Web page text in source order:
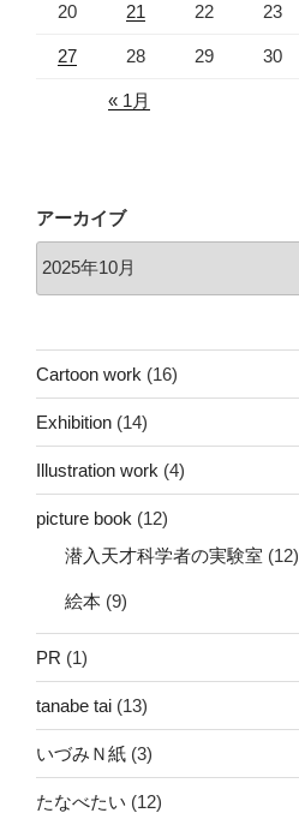
20 21 22 23
27 28 29 30
« 1月
アーカイブ
Cartoon work (16)
Exhibition (14)
Illustration work (4)
picture book (12)
潜入天才科学者の実験室 (12)
絵本 (9)
PR (1)
tanabe tai (13)
いづみＮ紙 (3)
たなべたい (12)